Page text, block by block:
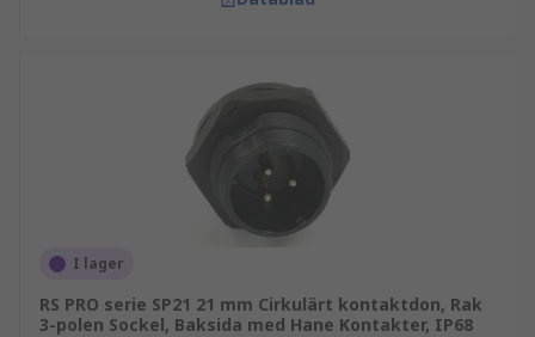
I lager
RS PRO serie SP21 21 mm Cirkulärt kontaktdon, Rak
3-polen Sockel, Baksida med Hane Kontakter, IP68